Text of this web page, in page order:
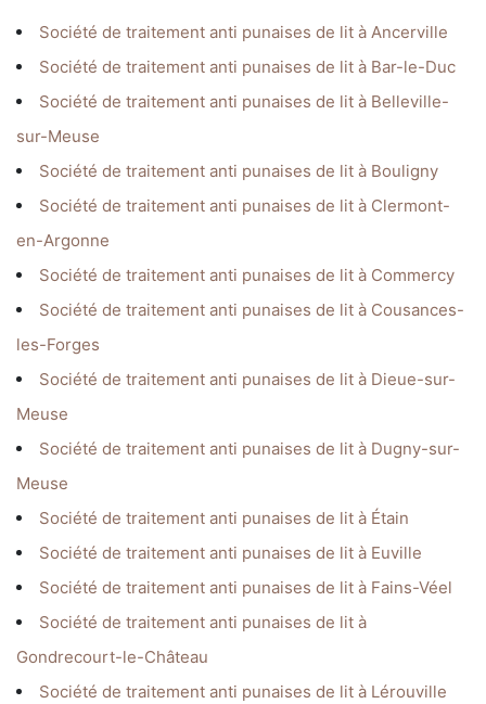
Société de traitement anti punaises de lit à Ancerville
Société de traitement anti punaises de lit à Bar-le-Duc
Société de traitement anti punaises de lit à Belleville-
sur-Meuse
Société de traitement anti punaises de lit à Bouligny
Société de traitement anti punaises de lit à Clermont-
en-Argonne
Société de traitement anti punaises de lit à Commercy
Société de traitement anti punaises de lit à Cousances-
les-Forges
Société de traitement anti punaises de lit à Dieue-sur-
Meuse
Société de traitement anti punaises de lit à Dugny-sur-
Meuse
Société de traitement anti punaises de lit à Étain
Société de traitement anti punaises de lit à Euville
Société de traitement anti punaises de lit à Fains-Véel
Société de traitement anti punaises de lit à
Gondrecourt-le-Château
Société de traitement anti punaises de lit à Lérouville